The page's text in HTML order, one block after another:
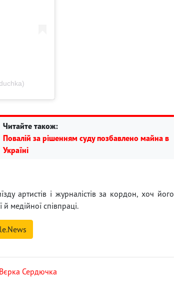
Читайте також:
Повалій за рішенням суду позбавлено майна в
Україні
артистів і журналістів за кордон, хоч його
медійної співпраці.
Вєрка Сердючка